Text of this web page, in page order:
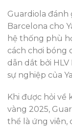
Guardiola đánh
Barcelona cho
hệ thống phù
cách chơi bóng
dẫn dắt bởi
sự nghiệp của
Khi được hỏi về
vàng 2025,
thể là ứng viên,